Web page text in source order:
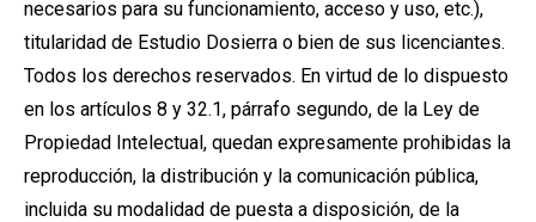
necesarios para su funcionamiento, acceso y uso, etc.),
titularidad de Estudio Dosierra o bien de sus licenciantes.
Todos los derechos reservados. En virtud de lo dispuesto
en los artículos 8 y 32.1, párrafo segundo, de la Ley de
Propiedad Intelectual, quedan expresamente prohibidas la
reproducción, la distribución y la comunicación pública,
incluida su modalidad de puesta a disposición, de la